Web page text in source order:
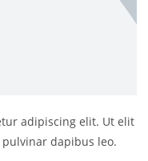
adipiscing elit. Ut elit
dapibus leo.